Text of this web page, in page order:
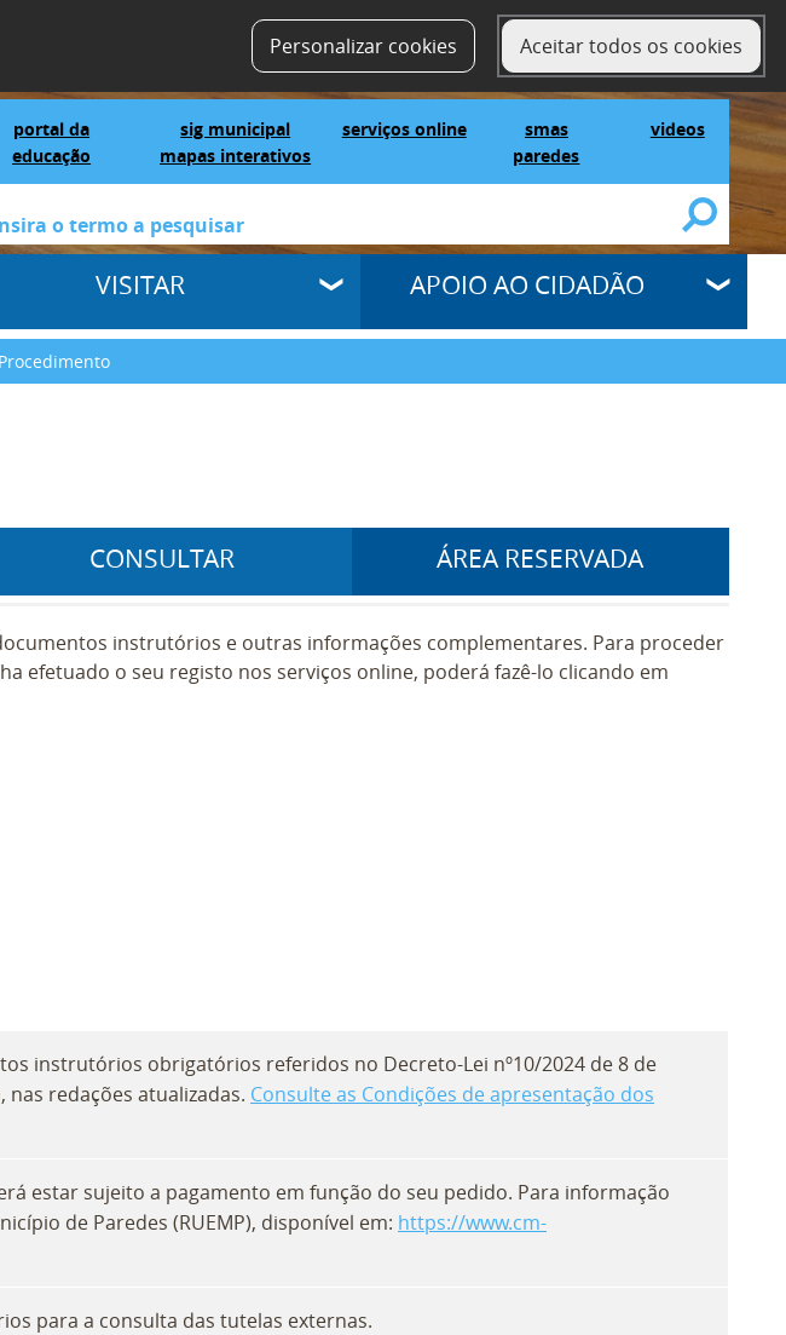
Personalizar cookies Aceitar todos os cookies
contactos SELECT LANGUAGE▼
portal da
educação
sig municipal
mapas interativos
serviços online
smas
paredes
videos
videos
VISITAR APOIO AO CIDADÃO
CONSULTAR ÁREA RESERVADA
instrutórios e outras informações complementares. Para proceder
efetuado o seu registo nos serviços online, poderá fazê-lo clicando em
instrutórios obrigatórios referidos no Decreto-Lei nº10/2024 de 8 de
nas redações atualizadas. Consulte as Condições de apresentação dos
estar sujeito a pagamento em função do seu pedido. Para informação
de Paredes (RUEMP), disponível em: https://www.cm-
para a consulta das tutelas externas.